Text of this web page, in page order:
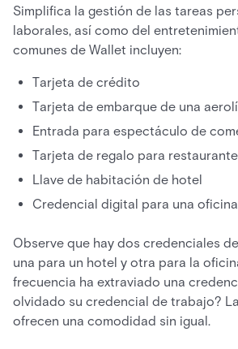
Simplifica la gestión de las tareas
laborales, así como del
comunes de Wallet incluyen:
Tarjeta de crédito
Tarjeta de embarque de una
Entrada para espectáculo de
Tarjeta de regalo para
Llave de habitación de hotel
Credencial digital para una oficina
Observe que hay dos credenciales
una para un hotel y otra para la
frecuencia ha extraviado una
olvidado su credencial de trabajo?
ofrecen una comodidad sin igual.